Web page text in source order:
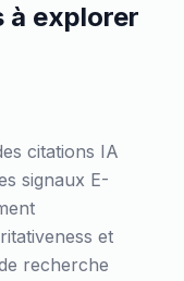
à explorer
citations IA
signaux E-
et
recherche